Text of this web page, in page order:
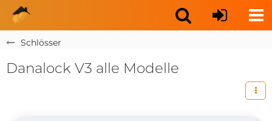
Schlösser
Danalock V3 alle Modelle